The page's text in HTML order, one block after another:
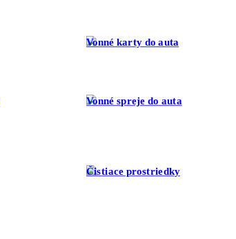
Vonné karty do auta
Vonné spreje do auta
Čistiace prostriedky